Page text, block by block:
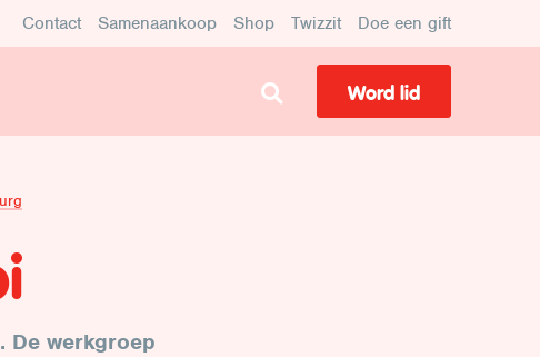
Contact Samenaankoop Shop Twizzit Doe een gift
Word lid
De werkgroep